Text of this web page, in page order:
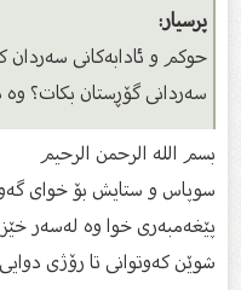
پرسیار:
حوکم و ئادابەکانى سەردان
سەردانى گۆڕستان بکات؟ وە
بسم الله الرحمن الرحیم
سوپاس و ستایش بۆ خواى
پێغەمبەرى خوا وە لەسەر
شوێن كەوتوانى تا رۆژى دوایى.